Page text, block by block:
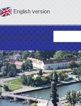
English version
Wyszukaj na stronie